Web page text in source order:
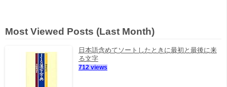
Most Viewed Posts (Last Month)
日本語含めてソートしたときに最初と最後に来
る文字
712 views